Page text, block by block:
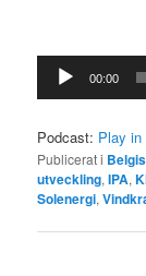
Ljudspelare
00:00
Podcast: Play in
Publicerat i
utveckling,IPA,
Solenergi,